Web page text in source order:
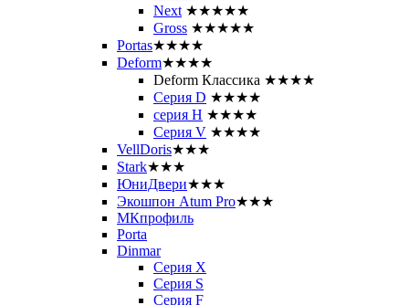
Next ★★★★★
Gross ★★★★★
Portas★★★★
Deform★★★★
Deform Классика ★★★★
Серия D ★★★★
серия H ★★★★
Серия V ★★★★
VellDoris★★★
Stark★★★
ЮниДвери★★★
Экошпон Atum Pro★★★
МКпрофиль
Porta
Dinmar
Серия X
Серия S
Серия F